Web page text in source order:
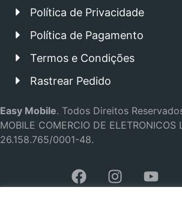
Política de Privacidade
Política de Pagamento
Termos e Condições
Rastrear Pedido
Easy Mobile. Todos Direitos
MOBILE COMERCIO DE ELETRONICOS
26.158.765/0001-48.